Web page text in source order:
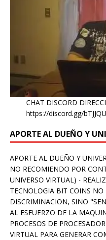
CHAT DISCORD
https://discord.gg/
APORTE AL DUEÑO Y
APORTE AL DUEÑO Y
NO RECOMIENDO POR
UNIVERSO VIRTUAL) -
TECNOLOGIA BIT COINS NO
DISCRIMINACION, SINO
AL ESFUERZO DE LA
PROCESOS DE
VIRTUAL PARA GENERAR